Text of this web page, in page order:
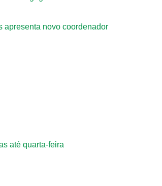
apresenta novo coordenador
até quarta-feira